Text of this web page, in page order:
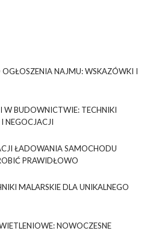
OGŁOSZENIA NAJMU: WSKAZÓWKI I
W BUDOWNICTWIE: TECHNIKI
NEGOCJACJI
ŁADOWANIA SAMOCHODU
PRAWIDŁOWO
MALARSKIE DLA UNIKALNEGO
NOWOCZESNE